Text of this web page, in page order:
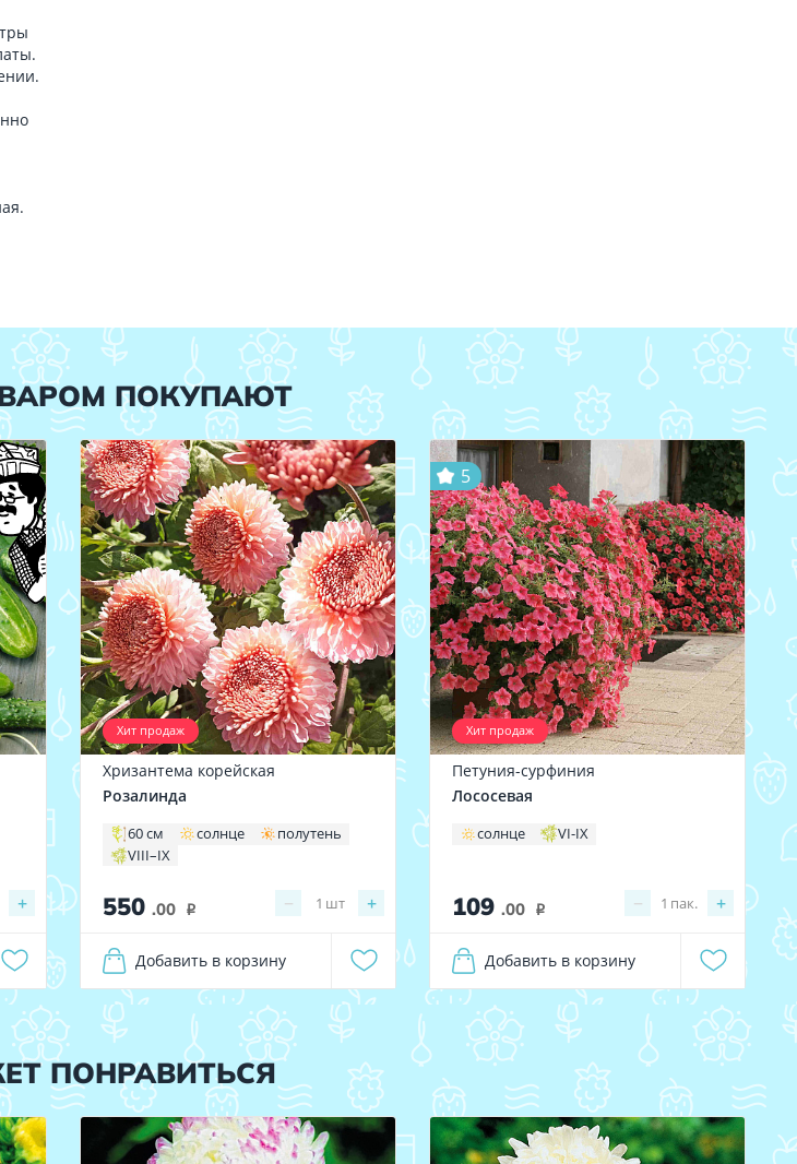
ПОКУПАЮТ
+
Хит продаж
Хризантема корейская
Розалинда
60 см солнце
полутень
VIII–IX
550 .00 i − +
1 шт
Добавить в корзину
Хит продаж
5
Петуния-сурфиния
Лососевая
солнце VI-IX
109 .00 i − +
1 пак.
Добавить в корзину
ПОНРАВИТЬСЯ